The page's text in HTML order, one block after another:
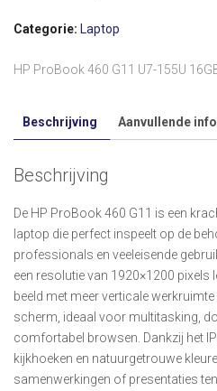
Categorie: Laptop
HP ProBook 460 G11 U7-155U
Beschrijving Aanvullende
Beschrijving
De HP ProBook 460 G11 is een
laptop die perfect inspeelt op de
professionals en veeleisende
een resolutie van 1920×1200 pixels
beeld met meer verticale
scherm, ideaal voor multitasking,
comfortabel browsen. Dankzij het
kijkhoeken en natuurgetrouwe
samenwerkingen of presentaties